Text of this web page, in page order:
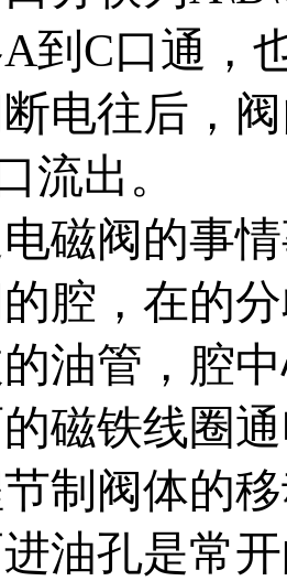
到C口通，
电往后，
流出。
磁阀的事
腔，在的
油管，腔
磁铁线圈
制阀体的
油孔是常